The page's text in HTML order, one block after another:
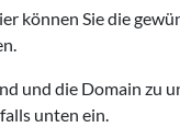
können Sie die
und die Domain zu
unten ein.